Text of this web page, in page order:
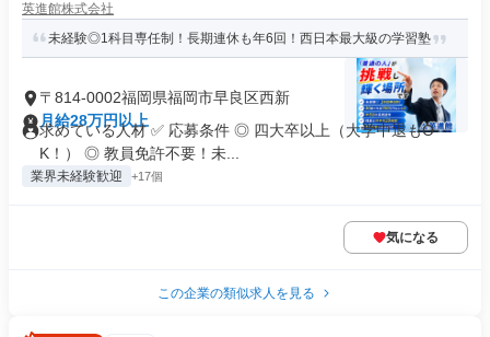
英進館株式会社
未経験◎1科目専任制！長期連休も年6回！西日本最大級の学習塾
〒814-0002福岡県福岡市早良区西新
月給28万円以上
求めている人材 ✅ 応募条件 ◎ 四大卒以上（大学中退もO
K！） ◎ 教員免許不要！未...
業界未経験歓迎 +17個
気になる
この企業の類似求人を見る